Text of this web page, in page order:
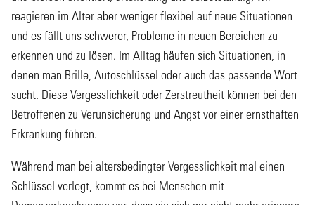
reagieren im Alter aber weniger flexibel auf neue Situationen
und es fällt uns schwerer, Probleme in neuen Bereichen zu
erkennen und zu lösen. Im Alltag häufen sich Situationen, in
denen man Brille, Autoschlüssel oder auch das passende Wort
sucht. Diese Vergesslichkeit oder Zerstreutheit können bei den
Betroffenen zu Verunsicherung und Angst vor einer ernsthaften
Erkrankung führen.
Während man bei altersbedingter Vergesslichkeit mal einen
Schlüssel verlegt, kommt es bei Menschen mit